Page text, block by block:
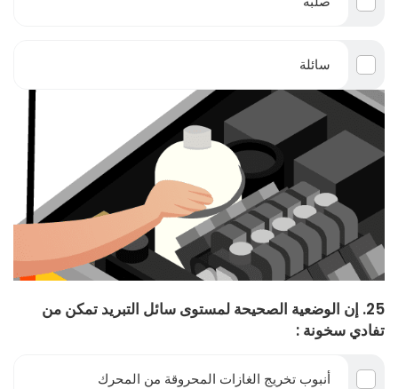
سائلة
25. إن الوضعية الصحيحة لمستوى سائل التبريد تمكن من
تفادي سخونة :
أنبوب تخريج الغازات المحروقة من المحرك